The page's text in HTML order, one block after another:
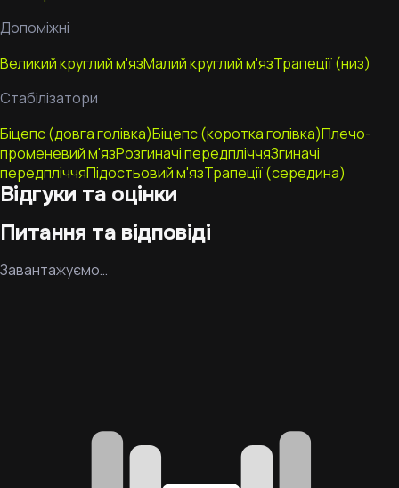
Допоміжні
Великий круглий м'язМалий круглий м'язТрапеції (низ)
Стабілізатори
Біцепс (довга голівка)Біцепс (коротка голівка)Плечо-
променевий м'язРозгиначі передпліччяЗгиначі
передпліччяПідостьовий м'язТрапеції (середина)
Відгуки та оцінки
Питання та відповіді
Завантажуємо…